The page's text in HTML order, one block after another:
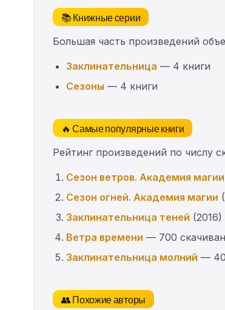
📚 Книжные серии
Большая часть произведений
Заклинательница — 4 книги
Сезоны — 4 книги
🔥 Самые популярные книги
Рейтинг произведений по числу
Сезон ветров. Академия магии
Сезон огней. Академия магии
Заклинательница теней
Ветра времени — 700
Заклинательница молний — 40
👥 Похожие авторы